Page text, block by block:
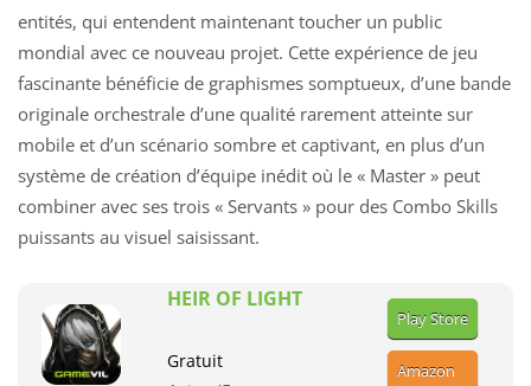
entités, qui entendent maintenant toucher un public
mondial avec ce nouveau projet. Cette expérience de jeu
fascinante bénéficie de graphismes somptueux, d’une bande
originale orchestrale d’une qualité rarement atteinte sur
mobile et d’un scénario sombre et captivant, en plus d’un
système de création d’équipe inédit où le « Master » peut
combiner avec ses trois « Servants » pour des Combo Skills
puissants au visuel saisissant.
HEIR OF LIGHT
Gratuit
Play Store
Amazon